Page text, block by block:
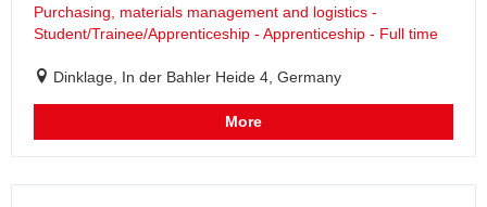
Purchasing, materials management and logistics -
Student/Trainee/Apprenticeship - Apprenticeship - Full time
Dinklage, In der Bahler Heide 4, Germany
More